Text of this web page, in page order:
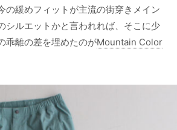
の緩めフィットが主流の街穿きメイン
シルエットかと言われれば、そこに少
乖離の差を埋めたのがMountain Color